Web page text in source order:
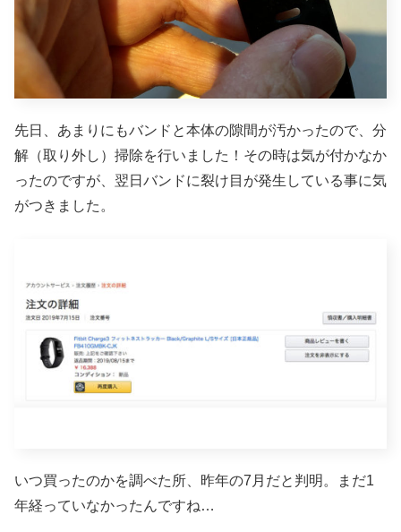
先日、あまりにもバンドと本体の隙間が汚かったので、分
解（取り外し）掃除を行いました！その時は気が付かなか
ったのですが、翌日バンドに裂け目が発生している事に気
がつきました。
いつ買ったのかを調べた所、昨年の7月だと判明。まだ1
年経っていなかったんですね…